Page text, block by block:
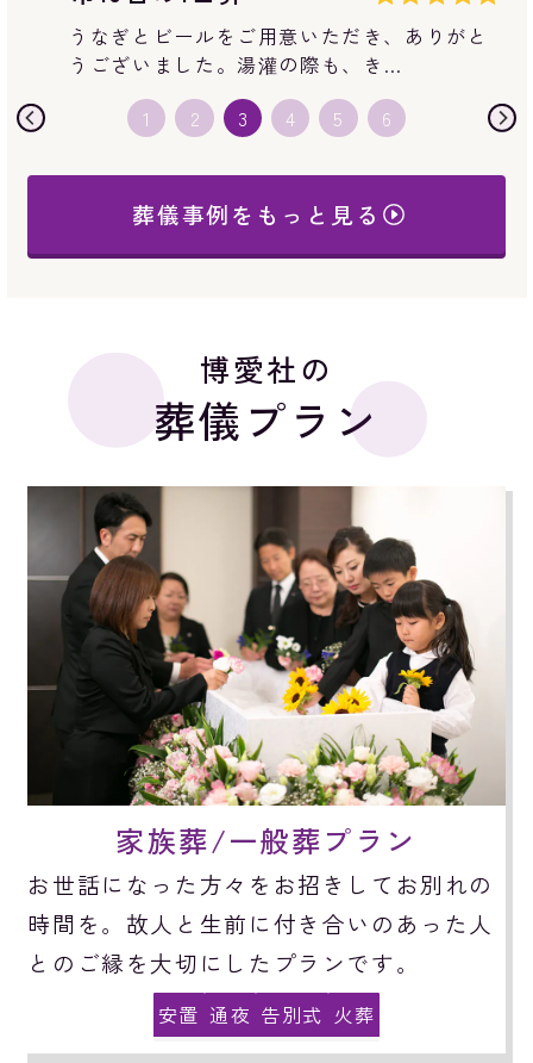
ご担当者様や、ドライアイスの交換に来てく
ださった皆様など、大変良い対応…
葬儀事例をもっと見る
博愛社の
葬儀プラン
家族葬/一般葬プラン
お世話になった方々をお招きしてお別れの
時間を。故人と生前に付き合いのあった人
とのご縁を大切にしたプランです。
安置 通夜 告別式 火葬